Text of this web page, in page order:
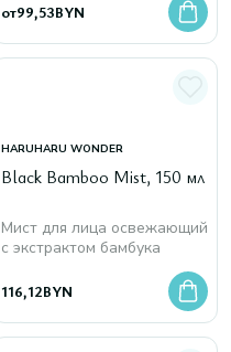
от99,53BYN
HARUHARU WONDER
Black Bamboo Mist, 150 мл
Мист для лица освежающий
с экстрактом бамбука
116,12BYN